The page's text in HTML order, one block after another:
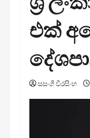
එක්
සසංගි වීරසිංහ